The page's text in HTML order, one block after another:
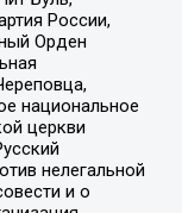
России,
Орден
национальное
церкви
нелегальной
и о